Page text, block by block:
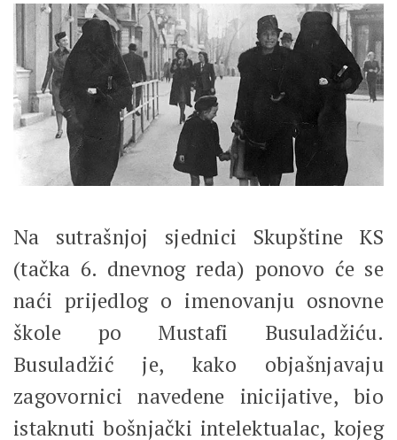
Na sutrašnjoj sjednici Skupštine KS
(tačka 6. dnevnog reda) ponovo će se
naći prijedlog o imenovanju osnovne
škole po Mustafi Busuladžiću.
Busuladžić je, kako objašnjavaju
zagovornici navedene inicijative, bio
istaknuti bošnjački intelektualac, kojeg